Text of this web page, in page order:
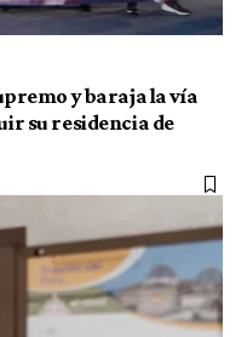
y baraja la vía
su residencia de